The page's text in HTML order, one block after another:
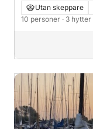
Utan skeppare
10 personer · 3 hytter